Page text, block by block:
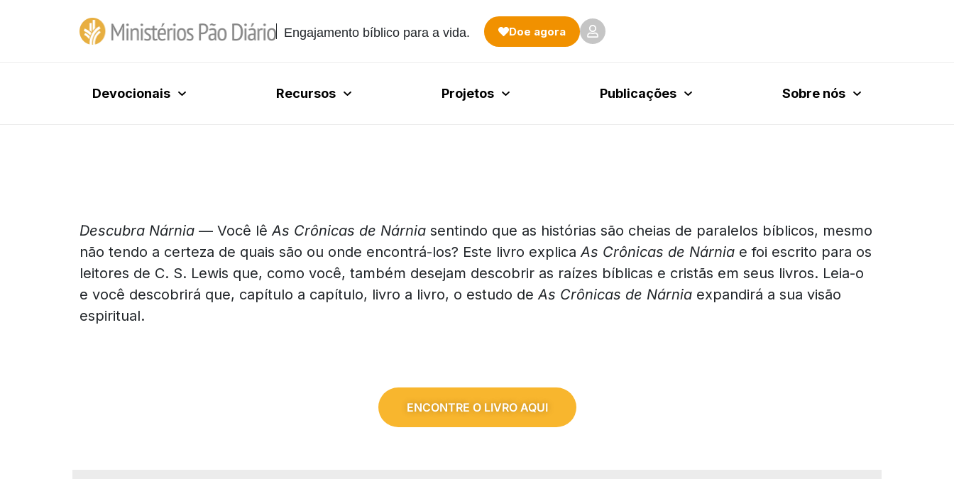
Engajamento bíblico para a vida. Doe agora
Devocionais Recursos Projetos Publicações Sobre nós
Descubra Nárnia — Você lêAs Crônicas de Nárnia sentindo que as histórias são cheias de paralelos bíblicos, mesmo
não tendo a certeza de quais são ou onde encontrá-los? Este livro explicaAs Crônicas de Nárnia e foi escrito para os
leitores de C. S. Lewis que, como você, também desejam descobrir as raízes bíblicas e cristãs em seus livros. Leia-o
e você descobrirá que, capítulo a capítulo, livro a livro, o estudo deAs Crônicas de Nárnia expandirá a sua visão
espiritual.
ENCONTRE O LIVRO AQUI